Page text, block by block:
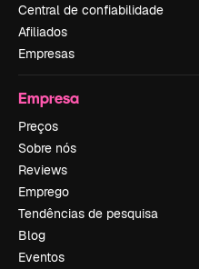
Central de confiabilidade
Afiliados
Empresas
Empresa
Preços
Sobre nós
Reviews
Emprego
Tendências de pesquisa
Blog
Eventos